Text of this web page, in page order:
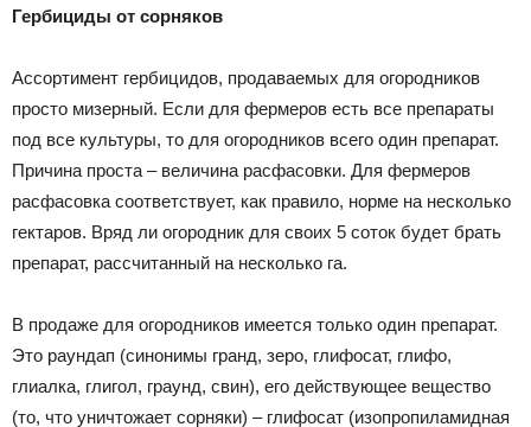
Гербициды от сорняков
Ассортимент гербицидов, продаваемых для огородников
просто мизерный. Если для фермеров есть все препараты
под все культуры, то для огородников всего один препарат.
Причина проста – величина расфасовки. Для фермеров
расфасовка соответствует, как правило, норме на несколько
гектаров. Вряд ли огородник для своих 5 соток будет брать
препарат, рассчитанный на несколько га.
В продаже для огородников имеется только один препарат.
Это раундап (синонимы гранд, зеро, глифосат, глифо,
глиалка, глигол, граунд, свин), его действующее вещество
(то, что уничтожает сорняки) – глифосат (изопропиламидная